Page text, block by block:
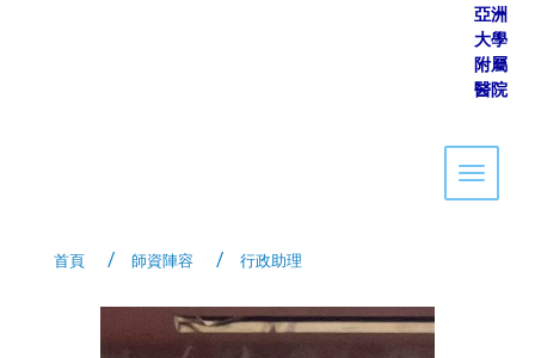
亞洲
大學
附屬
醫院
Toggle
首頁 師資陣容 行政助理